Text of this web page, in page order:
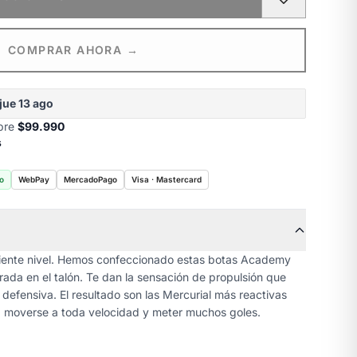
COMPRAR AHORA →
jue 13 ago
$99.990
WebPay MercadoPago Visa · Mastercard
nivel. Hemos confeccionado estas botas Academy
en el talón. Te dan la sensación de propulsión que
El resultado son las Mercurial más reactivas
a toda velocidad y meter muchos goles.